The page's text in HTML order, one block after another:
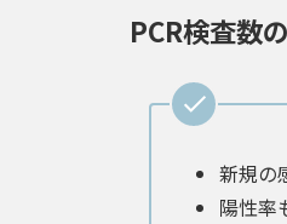
PCR検査数
新規の
陽性率